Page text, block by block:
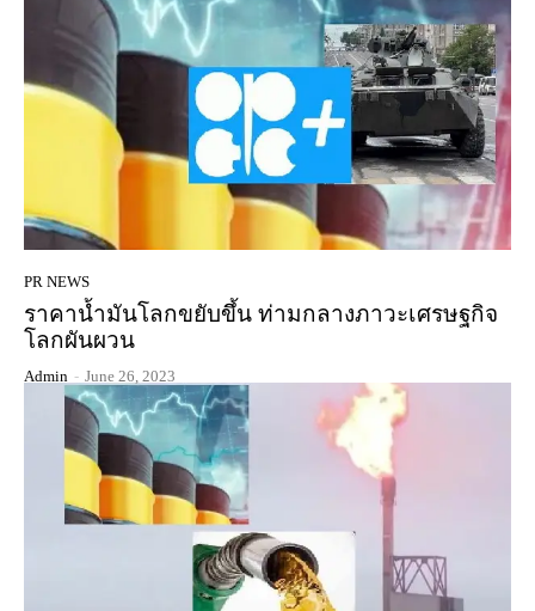
PR NEWS
ราคาน้ำมันโลกขยับขึ้น ท่ามกลางภาวะเศรษฐกิจ
โลกผันผวน
Admin - June 26, 2023